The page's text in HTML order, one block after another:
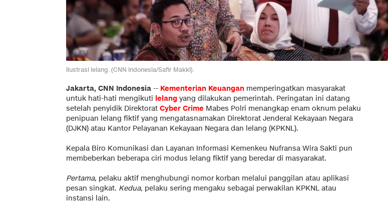
Ilustrasi lelang. (CNN Indonesia/Safir Makki).
Jakarta, CNN Indonesia -- Kementerian Keuangan memperingatkan masyarakat
untuk hati-hati mengikuti lelang yang dilakukan pemerintah. Peringatan ini datang
setelah penyidik Direktorat Cyber Crime Mabes Polri menangkap enam oknum pelaku
penipuan lelang fiktif yang mengatasnamakan Direktorat Jenderal Kekayaan Negara
(DJKN) atau Kantor Pelayanan Kekayaan Negara dan lelang (KPKNL).
Kepala Biro Komunikasi dan Layanan Informasi Kemenkeu Nufransa Wira Sakti pun
membeberkan beberapa ciri modus lelang fiktif yang beredar di masyarakat.
Pertama, pelaku aktif menghubungi nomor korban melalui panggilan atau aplikasi
pesan singkat. Kedua, pelaku sering mengaku sebagai perwakilan KPKNL atau
instansi lain.